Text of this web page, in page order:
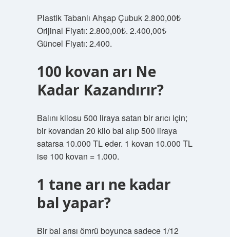
Plastik Tabanlı Ahşap Çubuk 2.800,00₺
Orijinal Fiyatı: 2.800,00₺. 2.400,00₺
Güncel Fiyatı: 2.400.
100 kovan arı Ne
Kadar Kazandırır?
Balını kilosu 500 liraya satan bir arıcı için;
bir kovandan 20 kilo bal alıp 500 liraya
satarsa ​​10.000 TL eder. 1 kovan 10.000 TL
ise 100 kovan = 1.000.
1 tane arı ne kadar
bal yapar?
Bir bal arısı ömrü boyunca sadece 1/12